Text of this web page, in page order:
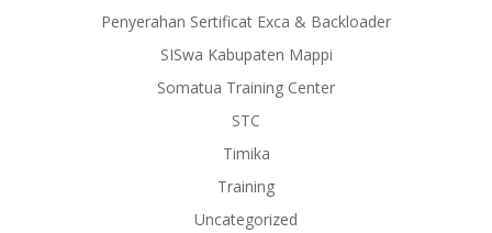
Penyerahan Sertificat Exca & Backloader
SISwa Kabupaten Mappi
Somatua Training Center
STC
Timika
Training
Uncategorized